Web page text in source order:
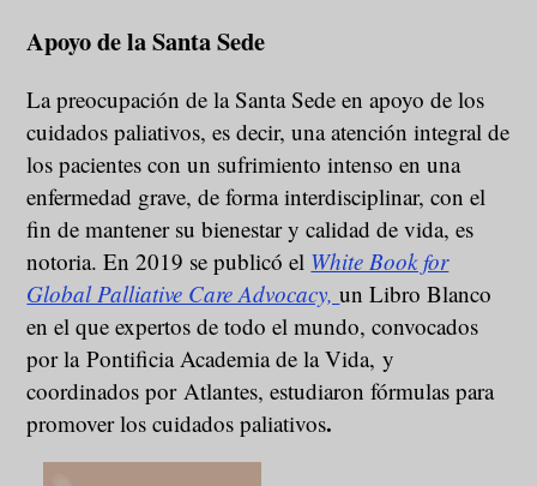
Apoyo de la Santa Sede
La preocupación de la Santa Sede en apoyo de los
cuidados paliativos, es decir, una atención integral de
los pacientes con un sufrimiento intenso en una
enfermedad grave, de forma interdisciplinar, con el
fin de mantener su bienestar y calidad de vida, es
notoria. En 2019 se publicó el White Book for
Global Palliative Care Advocacy,un Libro Blanco
en el que expertos de todo el mundo, convocados
por la Pontificia Academia de la Vida, y
coordinados por Atlantes, estudiaron fórmulas para
promover los cuidados paliativos.